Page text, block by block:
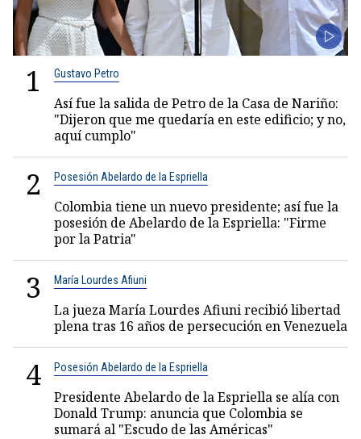
1 Gustavo Petro
Así fue la salida de Petro de la Casa de Nariño:
"Dijeron que me quedaría en este edificio; y no,
aquí cumplo"
2 Posesión Abelardo de la Espriella
Colombia tiene un nuevo presidente; así fue la
posesión de Abelardo de la Espriella: "Firme
por la Patria"
3 María Lourdes Afiuni
La jueza María Lourdes Afiuni recibió libertad
plena tras 16 años de persecución en Venezuela
4 Posesión Abelardo de la Espriella
Presidente Abelardo de la Espriella se alía con
Donald Trump: anuncia que Colombia se
sumará al "Escudo de las Américas"